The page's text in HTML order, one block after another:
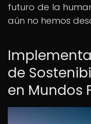
futuro de la
aún no hemos
de
en Mundos